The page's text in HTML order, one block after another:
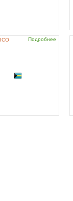
ICO Подробнее